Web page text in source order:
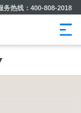
务热线：400-808-2018